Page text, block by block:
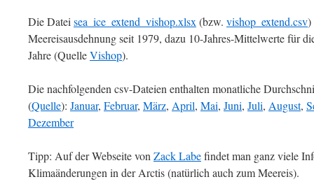
Die Datei sea_ice_extend_vishop.xlsx (bzw. vishop_extend.csv)
Meereisausdehnung seit 1979, dazu 10-Jahres-Mittelwerte für
Jahre (QuelleVishop).
Die nachfolgenden csv-Dateien enthalten monatliche
(Quelle): Januar, Februar, März, April, Mai, Juni, Juli, August,
Dezember
Tipp: Auf der Webseite von Zack Labefindet man ganz viele
Klimaänderungen in der Arctis (natürlich auch zum Meereis).